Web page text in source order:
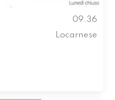
09.36
Locarnese